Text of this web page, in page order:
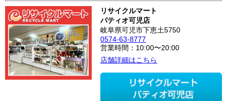
リサイクルマート
パティオ可児店
岐阜県可児市下恵土5750
0574-63-8777
営業時間：10:00〜20:00
店舗詳細はこちら